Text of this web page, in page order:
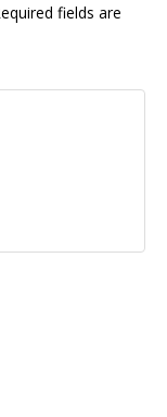
fields are